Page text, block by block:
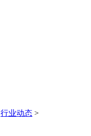
行业动态 >